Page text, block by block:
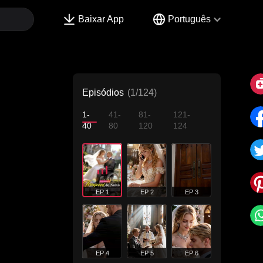
Baixar App Português
Episódios (1/124)
1-
40
41-
80
81-
120
121-
124
EP 1 EP 2 EP 3
EP 4 EP 5 EP 6